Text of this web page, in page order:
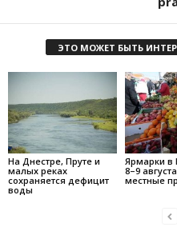
ЭТО МОЖЕТ БЫТЬ
На Днестре, Пруте и
малых реках
сохраняется дефицит
воды
Ярмарки
8–9
местные